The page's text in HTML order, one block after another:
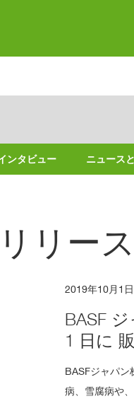
ンタビュー ニュース
リ
ー
適
用
大
登
録
の
案
内
リース
2019年10月1日
BASF
1 日に
BASFジャパン
病、雪腐病や